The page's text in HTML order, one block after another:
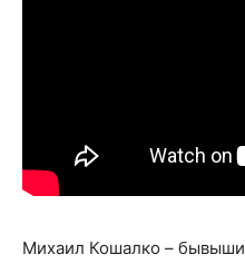
Михаил Кошалко –